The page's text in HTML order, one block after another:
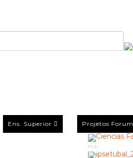
Ens. Superior Projetos Forum
Pub